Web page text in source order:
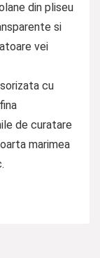
din pliseu
si
vei
cu
de curatare
marimea